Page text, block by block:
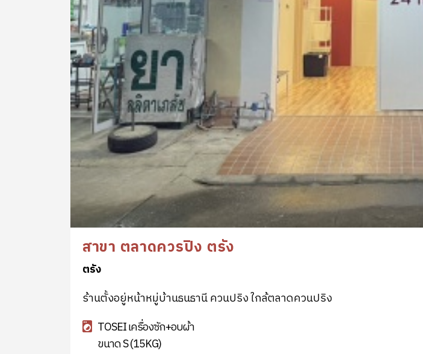
สาขา ตลาดควรปิง ตรัง
ตรัง
ร้านตั้งอยู่หน้าหมู่บ้านธนธานี ควนปริง ใกล้ตลาดควนปริง
TOSEI เครื่องซัก+อบผ้า
ขนาด S (15KG)